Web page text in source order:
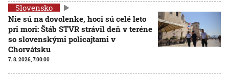
Slovensko
Nie sú na dovolenke, hoci sú celé leto
pri mori: Štáb STVR strávil deň v teréne
so slovenskými policajtami v
Chorvátsku
7. 8. 2026, 7:00:00